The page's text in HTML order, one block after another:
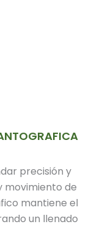
precisión y
movimiento de
mantiene el
un llenado